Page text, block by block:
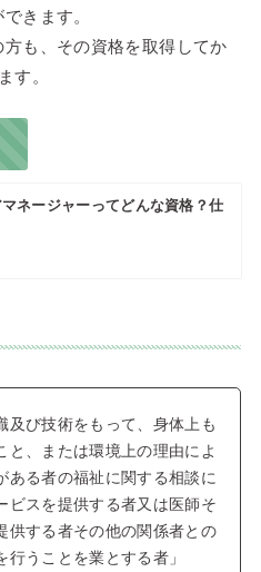
きます。
も、その資格を取得してか
す。
ネージャーってどんな資格？仕
及び技術をもって、身体上も
と、または環境上の理由によ
ある者の福祉に関する相談に
ビスを提供する者又は医師そ
供する者その他の関係者との
うことを業とする者」